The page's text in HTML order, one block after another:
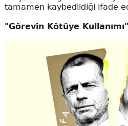
tamamen kaybedildiği ifade
"Görevin Kötüye Kullanımı"